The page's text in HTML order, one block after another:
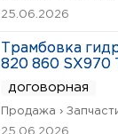
25.06.2026
Трамбовка
820 860 SX970
договорная
Продажа ›
25.06.2026